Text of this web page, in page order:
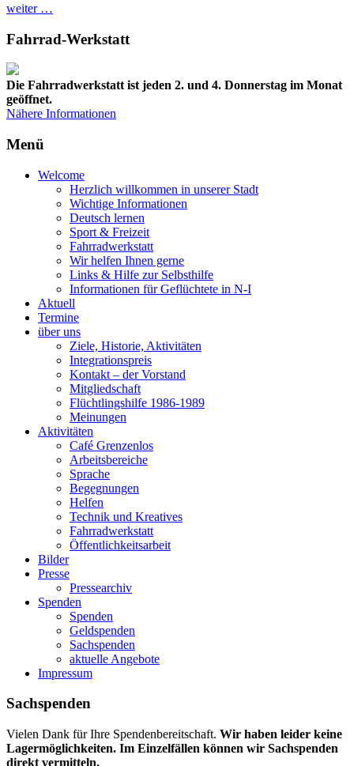
weiter …
Fahrrad-Werkstatt
Die Fahrradwerkstatt ist jeden 2. und 4. Donnerstag im Monat
geöffnet.
Nähere Informationen
Menü
Welcome
Herzlich willkommen in unserer Stadt
Wichtige Informationen
Deutsch lernen
Sport & Freizeit
Fahrradwerkstatt
Wir helfen Ihnen gerne
Links & Hilfe zur Selbsthilfe
Informationen für Geflüchtete in N-I
Aktuell
Termine
über uns
Ziele, Historie, Aktivitäten
Integrationspreis
Kontakt – der Vorstand
Mitgliedschaft
Flüchtlingshilfe 1986-1989
Meinungen
Aktivitäten
Café Grenzenlos
Arbeitsbereiche
Sprache
Begegnungen
Helfen
Technik und Kreatives
Fahrradwerkstatt
Öffentlichkeitsarbeit
Bilder
Presse
Pressearchiv
Spenden
Spenden
Geldspenden
Sachspenden
aktuelle Angebote
Impressum
Sachspenden
Vielen Dank für Ihre Spendenbereitschaft. Wir haben leider keine
Lagermöglichkeiten. Im Einzelfällen können wir Sachspenden
direkt vermitteln.